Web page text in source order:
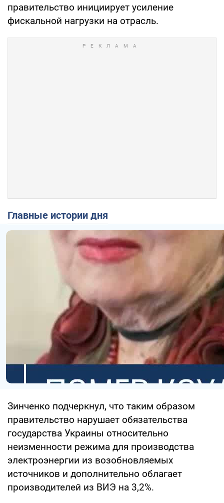
правительство инициирует усиление
фискальной нагрузки на отрасль.
Главные истории дня
Зинченко подчеркнул, что таким образом
правительство нарушает обязательства
государства Украины относительно
неизменности режима для производства
электроэнергии из возобновляемых
источников и дополнительно облагает
производителей из ВИЭ на 3,2%.